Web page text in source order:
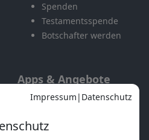
Spenden
Testamentsspende
Botschafter werden
Apps & Angebote
Mobile App